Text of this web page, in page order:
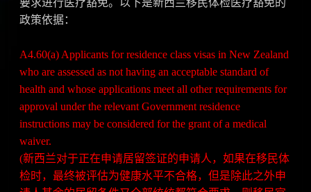
要求进行医疗豁免。以下是新西兰移民体检医疗豁免的
政策依据：
A4.60(a) Applicants for residence class visas in New Zealand
who are assessed as not having an acceptable standard of
health and whose applications meet all other requirements for
approval under the relevant Government residence
instructions may be considered for the grant of a medical
waiver.
(新西兰对于正在申请居留签证的申请人，如果在移民体
检时，最终被评估为健康水平不合格，但是除此之外申